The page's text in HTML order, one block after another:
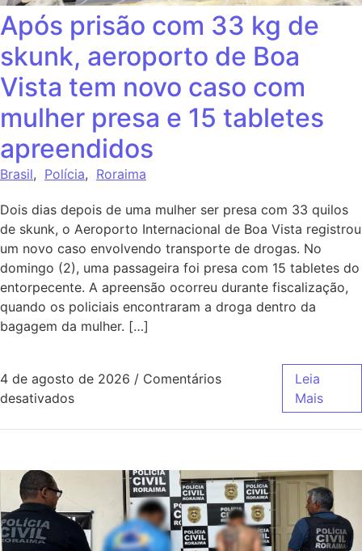
Após prisão com 33 kg de
skunk, aeroporto de Boa
Vista tem novo caso com
mulher presa e 15 tabletes
apreendidos
Brasil, Polícia, Roraima
Dois dias depois de uma mulher ser presa com 33 quilos
de skunk, o Aeroporto Internacional de Boa Vista registrou
um novo caso envolvendo transporte de drogas. No
domingo (2), uma passageira foi presa com 15 tabletes do
entorpecente. A apreensão ocorreu durante fiscalização,
quando os policiais encontraram a droga dentro da
bagagem da mulher. […]
4 de agosto de 2026 / Comentários
desativados
Leia
Mais